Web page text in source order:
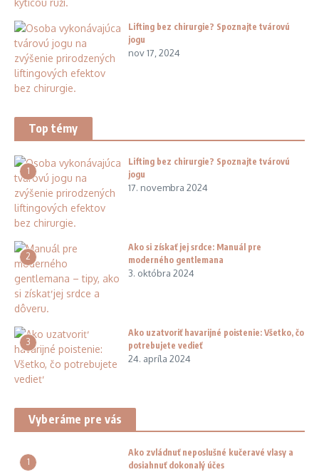
Lifting bez chirurgie? Spoznajte tvárovú
jogu
nov 17, 2024
Top témy
1
Lifting bez chirurgie? Spoznajte tvárovú
jogu
17. novembra 2024
2
Ako si získať jej srdce: Manuál pre
moderného gentlemana
3. októbra 2024
3
Ako uzatvoriť havarijné poistenie: Všetko, čo
potrebujete vedieť
24. apríla 2024
Vyberáme pre vás
1
Ako zvládnuť neposlušné kučeravé vlasy a
dosiahnuť dokonalý účes